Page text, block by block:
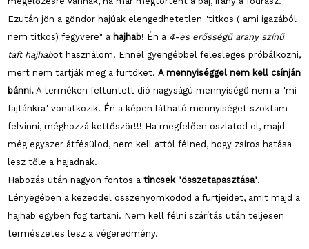
Ezután jön a göndör hajúak elengedhetetlen "titkos ( ami igazából
nem titkos) fegyvere" a hajhab! Én a 4-es erősségű arany színű
taft hajhabot használom. Ennél gyengébbel felesleges próbálkozni,
mert nem tartják meg a fürtöket.A mennyiséggel nem kell csínján
bánni. A terméken feltüntett dió nagyságú mennyiségű nem a "mi
fajtánkra" vonatkozik. Én a képen látható mennyiséget szoktam
felvinni, méghozzá kettőször!!! Ha megfelően oszlatod el, majd
még egyszer átfésülöd, nem kell attól félned, hogy zsíros hatása
lesz tőle a hajadnak.
Habozás után nagyon fontos atincsek "összetapasztása".
Lényegében a kezeddel összenyomkodod a fürtjeidet, amit majd a
hajhab egyben fog tartani. Nem kell félni szárítás után teljesen
természetes lesz a végeredmény.